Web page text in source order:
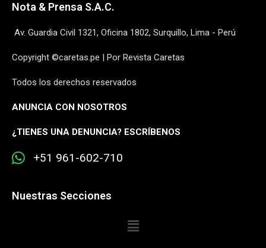
Nota & Prensa S.A.C.
Av. Guardia Civil 1321, Oficina 1802, Surquillo, Lima - Perú
Copyright ©caretas.pe | Por Revista Caretas
Todos los derechos reservados
ANUNCIA CON NOSOTROS
¿TIENES UNA DENUNCIA? ESCRÍBENOS
+51 961-602-710
Nuestras Secciones